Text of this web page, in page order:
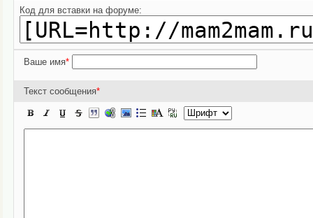
Код для вставки на форуме:
Ваше имя*
Текст сообщения*